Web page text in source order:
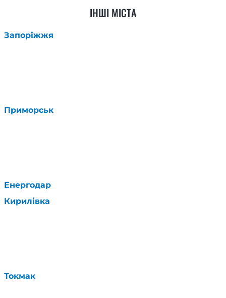
ІНШІ МІСТА
Запоріжжя
Приморськ
Енергодар
Кирилівка
Токмак